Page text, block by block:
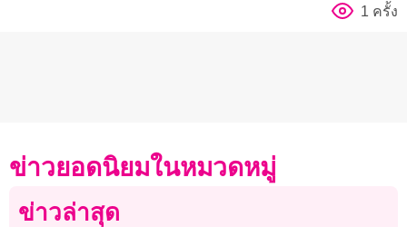
1 ครั้ง
ข่าวยอดนิยมในหมวดหมู่
ข่าวล่าสุด